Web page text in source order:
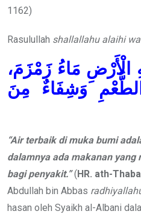
1162)
Rasulullah shallallahu alaihi
مَاءُ زَمْزَمَ،
وَشِفَاءٌ مِنَ
“Air terbaik di muka bumi
dalamnya ada makanan yang
bagi penyakit.”(HR. ath-
Abdullah bin Abbas
hasan oleh Syaikh al-Albani